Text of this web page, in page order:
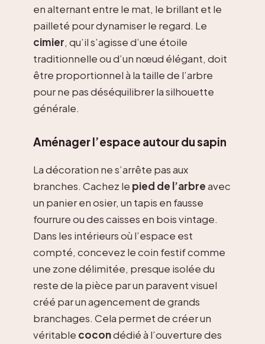
en alternant entre le mat, le brillant et le
pailleté pour dynamiser le regard. Le
cimier, qu’il s’agisse d’une étoile
traditionnelle ou d’un nœud élégant, doit
être proportionnel à la taille de l’arbre
pour ne pas déséquilibrer la silhouette
générale.
Aménager l’espace autour du sapin
La décoration ne s’arrête pas aux
branches. Cachez le pied de l’arbreavec
un panier en osier, un tapis en fausse
fourrure ou des caisses en bois vintage.
Dans les intérieurs où l’espace est
compté, concevez le coin festif comme
une zone délimitée, presque isolée du
reste de la pièce par un paravent visuel
créé par un agencement de grands
branchages. Cela permet de créer un
véritable cocondédié à l’ouverture des